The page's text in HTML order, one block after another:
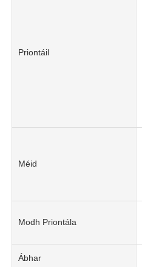
Priontáil
Méid
Modh Priontála
Ábhar